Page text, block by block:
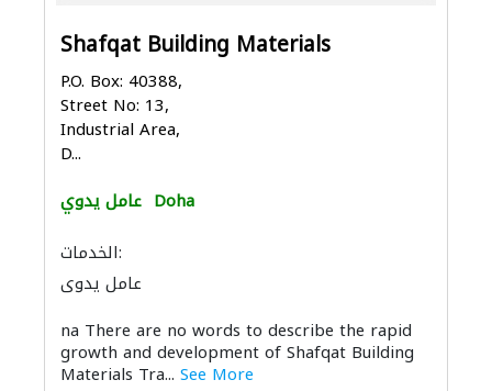
Shafqat Building Materials
P.O. Box: 40388,
Street No: 13,
Industrial Area,
D...
عامل يدوي Doha
الخدمات:
عامل يدوي
na There are no words to describe the rapid
growth and development of Shafqat Building
Materials Tra... See More